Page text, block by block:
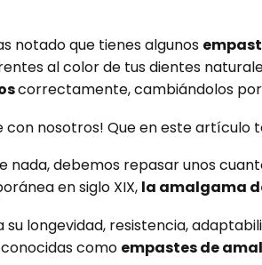
notado que tienes algunos
al color de tus dientes
correctamente, cambiándolos
con nosotros! Que en este artículo
nada, debemos repasar unos
en siglo XIX, la amalgama
su longevidad, resistencia,
como empastes de